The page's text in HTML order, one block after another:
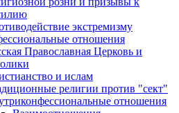
экстремизму
отношения
Православная Церковь и
и ислам
религии против "сект"
отношения